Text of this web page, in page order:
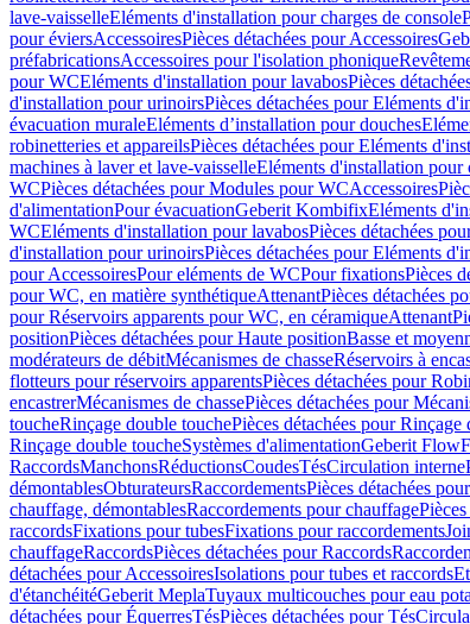
lave-vaisselleEléments d'installation pour charges de console
pour éviersAccessoiresPièces détachées pour Accessoires
préfabricationsAccessoires pour l'isolation phonique
pour WCEléments d'installation pour lavabosPièces
d'installation pour urinoirsPièces détachées pour Eléments
évacuation muraleEléments d’installation pour douches
robinetteries et appareilsPièces détachées pour Eléments
machines à laver et lave-vaisselleEléments d'installation pour
WCPièces détachées pour Modules pour WCAccessoires
d'alimentationPour évacuationGeberit KombifixEléments
WCEléments d'installation pour lavabosPièces détachées
d'installation pour urinoirsPièces détachées pour Eléments
pour AccessoiresPour eléments de WCPour fixationsPièces
pour WC, en matière synthétiqueAttenantPièces détachées
pour Réservoirs apparents pour WC, en céramiqueAttenant
positionPièces détachées pour Haute positionBasse et
modérateurs de débitMécanismes de chasseRéservoirs à
flotteurs pour réservoirs apparentsPièces détachées pour
encastrerMécanismes de chassePièces détachées pour
toucheRinçage double touchePièces détachées pour Rinçage
Rinçage double toucheSystèmes d'alimentationGeberit
RaccordsManchonsRéductionsCoudesTésCirculation interne
démontablesObturateursRaccordementsPièces détachées
chauffage, démontablesRaccordements pour chauffage
raccordsFixations pour tubesFixations pour raccordements
chauffageRaccordsPièces détachées pour Raccords
détachées pour AccessoiresIsolations pour tubes et raccords
d'étanchéitéGeberit MeplaTuyaux multicouches pour eau
détachées pour ÉquerresTésPièces détachées pour Tés